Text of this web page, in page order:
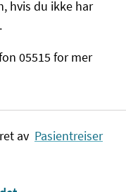
hvis du ikke har
05515 for mer
av Pasientreiser